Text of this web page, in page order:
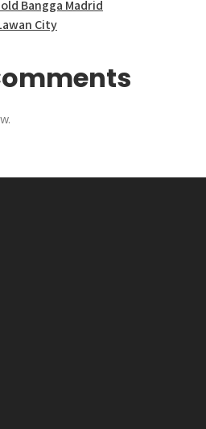
Bangga Madrid
City